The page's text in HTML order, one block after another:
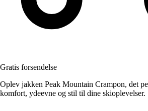
Gratis forsendelse
Oplev jakken Peak Mountain Crampon, det
komfort, ydeevne og stil til dine skioplevelser.